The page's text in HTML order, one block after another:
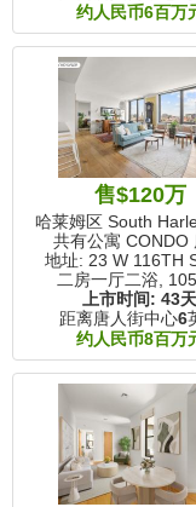
约人民币6百万
售$120万
哈莱姆区 South
共有公寓 CONDO
地址: 23 W 116TH
二房一厅二浴,
上市时间: 43天
距离唐人街中心6
约人民币8百万